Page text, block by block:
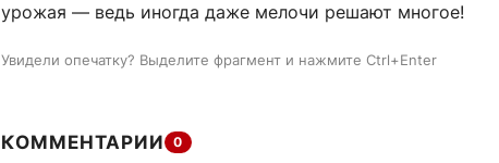
урожая — ведь иногда даже мелочи решают многое!
Увидели опечатку? Выделите фрагмент и нажмите Ctrl+Enter
КОММЕНТАРИИ 0